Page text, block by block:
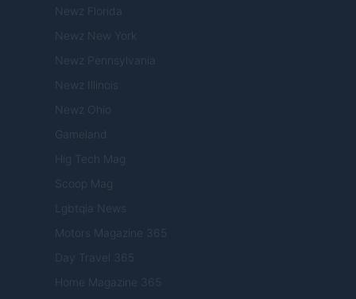
Newz Florida
Newz New York
Newz Pennsylvania
Newz Illinois
Newz Ohio
Gameland
Hig Tech Mag
Scoop Mag
Lgbtqia News
Motors Magazine 365
Day Travel 365
Home Magazine 365